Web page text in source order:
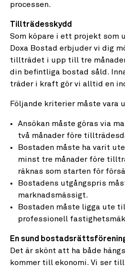
processen.
Tillträdesskydd
Som köpare i ett projekt som
Doxa Bostad erbjuder vi dig
tillträdet i upp till tre
din befintliga bostad såld.
träder i kraft gör vi alltid en
Följande kriterier måste vara
Ansökan måste göras via
två månader före
Bostaden måste ha varit
minst tre månader före
räknas som starten för
Bostadens utgångspris
marknadsmässigt.
Bostaden måste ligga ute
professionell
En sund
Det är skönt att ha både
kommer till ekonomi. Vi ser